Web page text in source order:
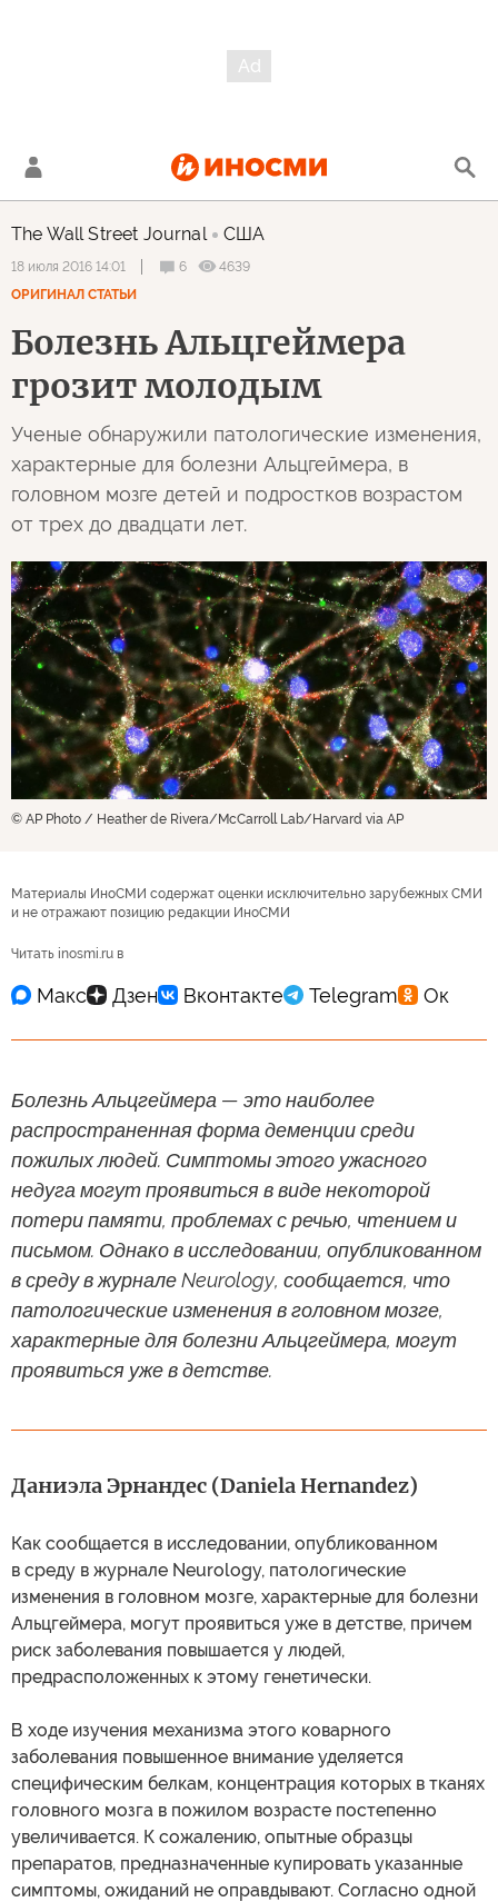
The Wall Street Journal США
18 июля 2016 14:01 6
4639
ОРИГИНАЛ СТАТЬИ
Болезнь Альцгеймера
грозит молодым
Ученые обнаружили патологические изменения,
характерные для болезни Альцгеймера, в
головном мозге детей и подростков возрастом
от трех до двадцати лет.
© AP Photo / Heather de Rivera/McCarroll Lab/Harvard via AP
Материалы ИноСМИ содержат оценки исключительно зарубежных СМИ
и не отражают позицию редакции ИноСМИ
Читать inosmi.ru в
Болезнь Альцгеймера — это наиболее
распространенная форма деменции среди
пожилых людей. Симптомы этого ужасного
недуга могут проявиться в виде некоторой
потери памяти, проблемах с речью, чтением и
письмом. Однако в исследовании, опубликованном
в среду в журнале Neurology, сообщается, что
патологические изменения в головном мозге,
характерные для болезни Альцгеймера, могут
проявиться уже в детстве.
Даниэла Эрнандес (Daniela Hernandez)
Как сообщается в исследовании, опубликованном
в среду в журнале Neurology, патологические
изменения в головном мозге, характерные для болезни
Альцгеймера, могут проявиться уже в детстве, причем
риск заболевания повышается у людей,
предрасположенных к этому генетически.
В ходе изучения механизма этого коварного
заболевания повышенное внимание уделяется
специфическим белкам, концентрация которых в тканях
головного мозга в пожилом возрасте постепенно
увеличивается. К сожалению, опытные образцы
препаратов, предназначенные купировать указанные
симптомы, ожиданий не оправдывают. Согласно одной